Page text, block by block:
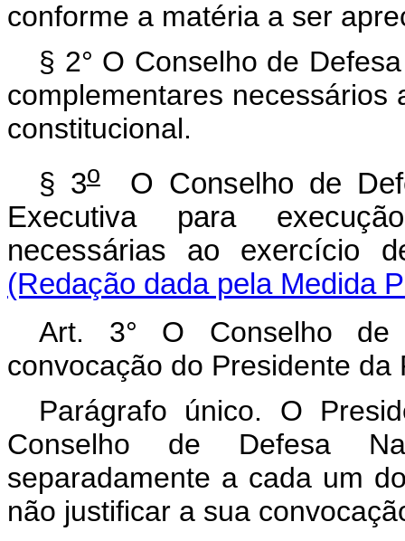
conforme a matéria a ser
§ 2° O Conselho de
complementares necessários
constitucional.
§ 3oO Conselho de
Executiva para
necessárias ao exercício
(Redação dada pela Medida
Art. 3° O Conselho de
convocação do Presidente da
Parágrafo único. O
Conselho de Defesa
separadamente a cada um
não justificar a sua